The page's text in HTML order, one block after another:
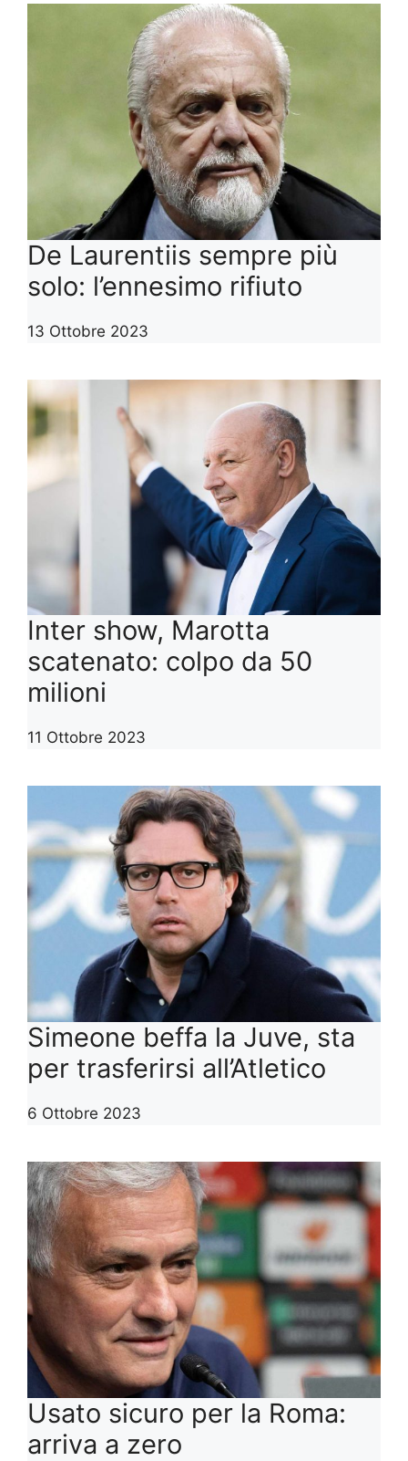
De Laurentiis sempre più
solo: l’ennesimo rifiuto
13 Ottobre 2023
Inter show, Marotta
scatenato: colpo da 50
milioni
11 Ottobre 2023
Simeone beffa la Juve, sta
per trasferirsi all’Atletico
6 Ottobre 2023
Usato sicuro per la Roma:
arriva a zero